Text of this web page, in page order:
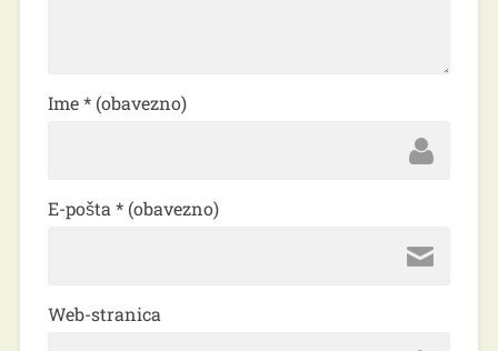
Ime* (obavezno)
E-pošta* (obavezno)
Web-stranica